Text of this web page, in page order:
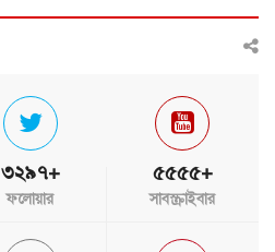
৩২৯৭+
ফলোয়ার
৫৫৫৫+
সাবস্ক্রাইবার